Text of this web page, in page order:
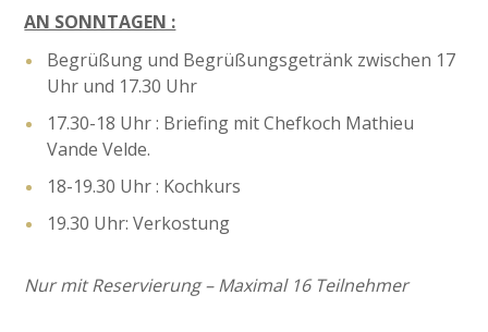
AN SONNTAGEN :
Begrüßung und Begrüßungsgetränk zwischen 17
Uhr und 17.30 Uhr
17.30-18 Uhr : Briefing mit Chefkoch Mathieu
Vande Velde.
18-19.30 Uhr : Kochkurs
19.30 Uhr: Verkostung
Nur mit Reservierung – Maximal 16 Teilnehmer